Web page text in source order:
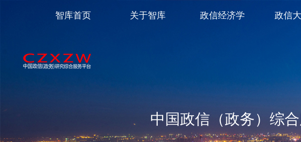
中国政信（政务）综
智库首页 关于智库 政信经济学 政信